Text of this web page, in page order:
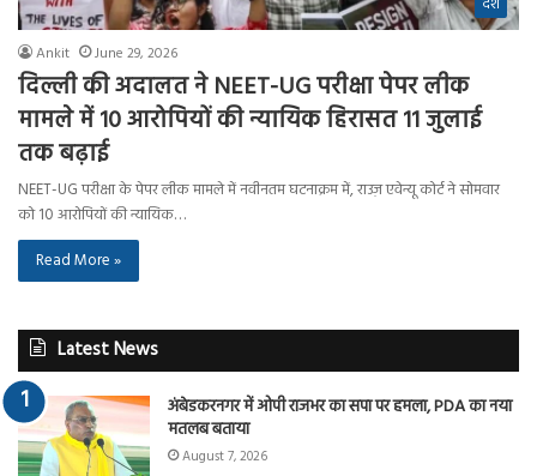
Ankit June 29, 2026
दिल्ली की अदालत ने NEET-UG परीक्षा पेपर लीक
मामले में 10 आरोपियों की न्यायिक हिरासत 11 जुलाई
तक बढ़ाई
NEET-UG परीक्षा के पेपर लीक मामले में नवीनतम घटनाक्रम में, राउज़ एवेन्यू कोर्ट ने सोमवार
को 10 आरोपियों की न्यायिक…
Read More »
Latest News
अंबेडकरनगर में ओपी राजभर का सपा पर हमला, PDA का नया
मतलब बताया
August 7, 2026